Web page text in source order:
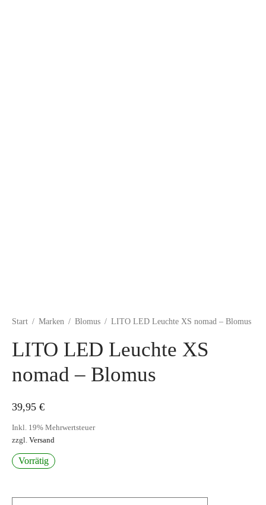
Start / Marken / Blomus / LITO LED Leuchte XS nomad – Blomus
LITO LED Leuchte XS
nomad – Blomus
39,95 €
Inkl. 19% Mehrwertsteuer
zzgl. Versand
Vorrätig